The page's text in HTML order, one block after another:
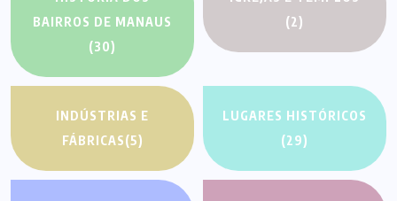
BAIRROS DE MANAUS
(30)
(2)
INDÚSTRIAS E
FÁBRICAS(5)
LUGARES HISTÓRICOS
(29)